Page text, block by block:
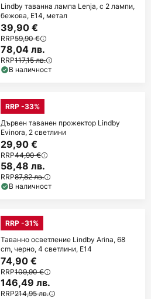
Lindby таванна лампа Lenja, с 2 лампи,
бежова, E14, метал
39,90 €
RRP59,90 €
78,04 лв.
RRP117,15 лв.
В наличност
RRP -33%
Дървен таванен прожектор Lindby
Evinora, 2 светлини
29,90 €
RRP44,90 €
58,48 лв.
RRP87,82 лв.
В наличност
RRP -31%
Таванно осветление Lindby Arina, 68
cm, черно, 4 светлини, E14
74,90 €
RRP109,90 €
146,49 лв.
RRP214,95 лв.